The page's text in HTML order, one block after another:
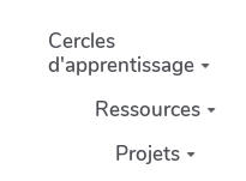
principal
Cercles
d'apprentissage
Ressources
Projets